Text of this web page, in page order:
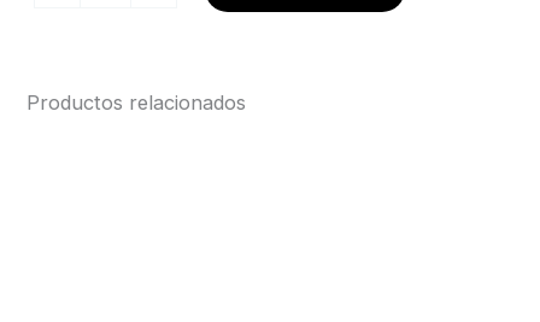
Productos relacionados